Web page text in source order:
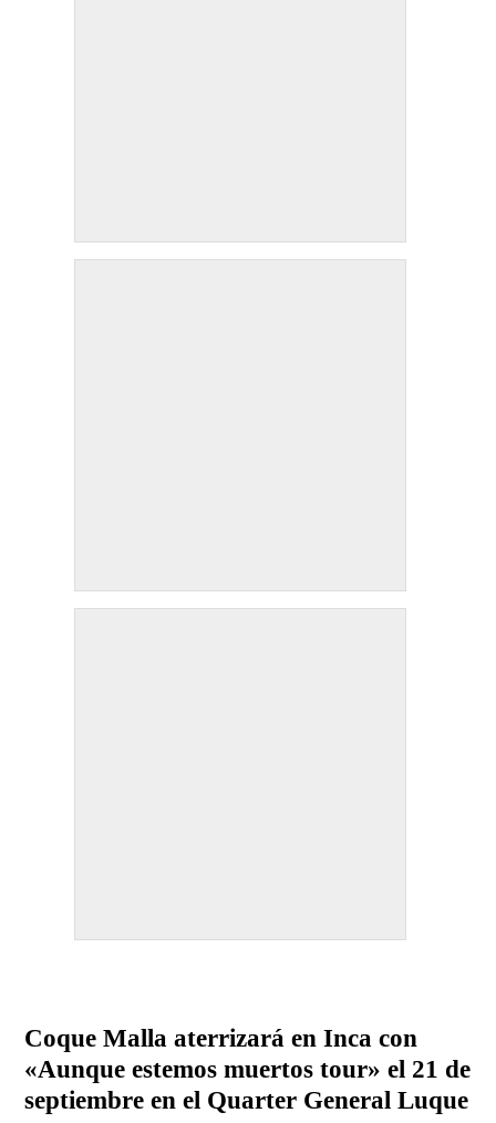
Coque Malla aterrizará en Inca con
«Aunque estemos muertos tour» el 21 de
septiembre en el Quarter General Luque